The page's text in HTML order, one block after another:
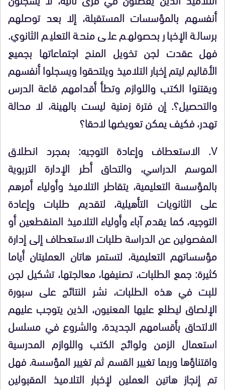
أنفسهم بالمؤسسات المستقبلة، إلا بعد توصلهم
برسالة الإخبار بحصولهم على منحة التعليم الثانوي.
فهل عقدت لجن تخويل المنح اجتماعاتها بجميع
الأقاليم ليتم إخبار التلاميذ ويلتحقوا ويسجلوا أنفسهم
ويقتنوا الكتب واللوازم وتطأ أقدامهم قاعة الدرس
والتحصيل؟. إن فترة زمنية ليست بالهينة، لا محالة
تهدر، فكيف يمكن تعويضها لاحقا؟
V. الاستعطاف وإعادة التوجيه: بمجرد انطلاق
الموسم الدراسي، والتحاق أطر الإدارة التربوية
بالمؤسسة التعليمية، يتقاطر التلاميذ وأولياء أمرهم
على الثانويات التأهيلية، لتقديم طلبات وإعادة
التوجيه، كما يقدم آباء وأولياء التلاميذ المنقطعين أو
المفصولين عن الدراسة طلبات الاستعطاف إلى إدارة
مؤسساتهم التعليمية، لتستمر هاتان العمليتان أياما
كثيرة: جمع الطلبات، تصنيفها، معالجتها، تشكيل لجن
للبت في هذه الطلبات، نشر النتائج على سبورة
الإلصاق ليطلع عليها المعنيون، الذين يتوجب عليهم
الالتحاق بأقسامهم الجديدة، والشروع في مسلسل
استعمال الزمن ولوائح الكتب واللوازم المدرسية
واقتناؤها وربما تغيير القسم ثم تغيير المؤسسة. فهل
تم إنجاز هاتين العملين لإخبار التلاميذ المقبولين